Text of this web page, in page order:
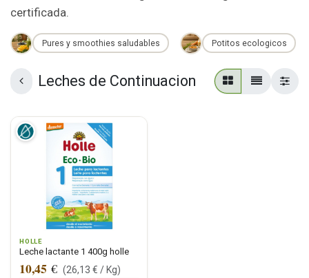
certificada.
Pures y smoothies saludables Potitos ecologicos
Leches de Continuacion
HOLLE
Leche lactante 1 400g holle
10,45 € (26,13 € / Kg)